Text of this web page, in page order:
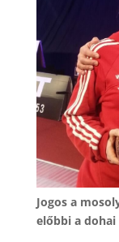
Jogos a
előbbi a